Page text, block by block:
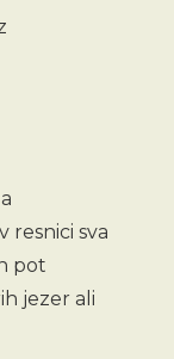
resnici sva
pot
jezer ali